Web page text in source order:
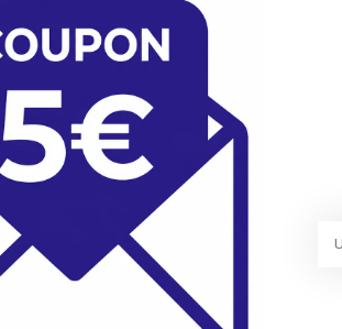
Nekkussen voor Praxis banken